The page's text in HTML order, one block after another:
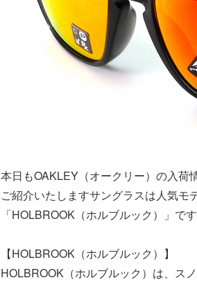
本日もOAKLEY（オークリー）の入荷
ご紹介いたしますサングラスは人気モ
「HOLBROOK（ホルブルック）」です
【HOLBROOK（ホルブルック）】
HOLBROOK（ホルブルック）は、ス